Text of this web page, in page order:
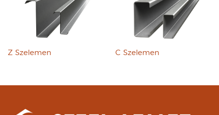
Z Szelemen C Szelemen